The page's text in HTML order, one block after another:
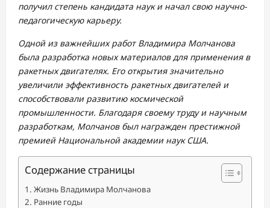
получил степень кандидата наук и начал свою научно-
педагогическую карьеру.
Одной из важнейших работ Владимира Молчанова
была разработка новых материалов для применения в
ракетных двигателях. Его открытия значительно
увеличили эффективность ракетных двигателей и
способствовали развитию космической
промышленности. Благодаря своему труду и научным
разработкам, Молчанов был награжден престижной
премией Национальной академии наук США.
Содержание страницы
Жизнь Владимира Молчанова
Ранние годы